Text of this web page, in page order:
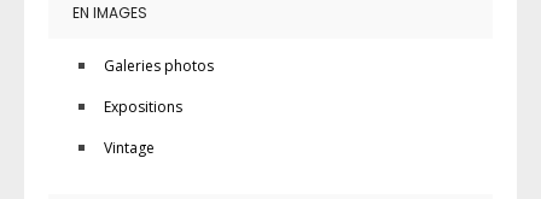
EN IMAGES
Galeries photos
Expositions
Vintage